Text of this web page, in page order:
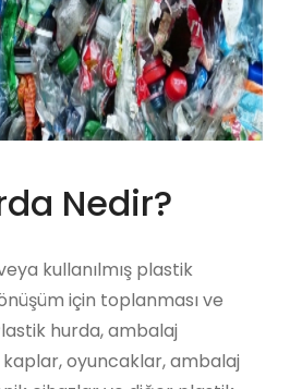
Nedir?
kullanılmış plastik
için toplanması ve
hurda, ambalaj
oyuncaklar, ambalaj